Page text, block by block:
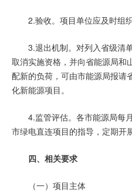
2.验收。项目单位应及时组
3.退出机制。对列入省级清
取消实施资格，并向省能源局和
配新的负荷，可由市能源局报请
化新能源项目。
4.监管评估。各市能源局每
市绿电直连项目的指导，定期开
四、相关要求
（一）项目主体